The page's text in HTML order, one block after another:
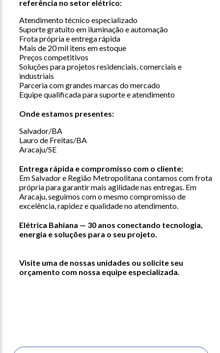
referência no setor elétrico:
Atendimento técnico especializado
Suporte gratuito em iluminação e automação
Frota própria e entrega rápida
Mais de 20 mil itens em estoque
Preços competitivos
Soluções para projetos residenciais, comerciais e
industriais
Parceria com grandes marcas do mercado
Equipe qualificada para suporte e atendimento
Onde estamos presentes:
Salvador/BA
Lauro de Freitas/BA
Aracaju/SE
Entrega rápida e compromisso com o cliente:
Em Salvador e Região Metropolitana contamos com frota
própria para garantir mais agilidade nas entregas. Em
Aracaju, seguimos com o mesmo compromisso de
excelência, rapidez e qualidade no atendimento.
Elétrica Bahiana — 30 anos conectando tecnologia,
energia e soluções para o seu projeto.
Visite uma de nossas unidades ou solicite seu
orçamento com nossa equipe especializada.